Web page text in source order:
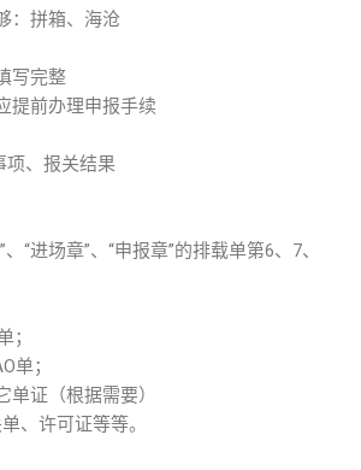
：拼箱、海沧
写完整
提前办理申报手续
项、报关结果
“进场章”、“申报章”的排载单第6、7、
；
单；
单证（根据需要）
、许可证等等。